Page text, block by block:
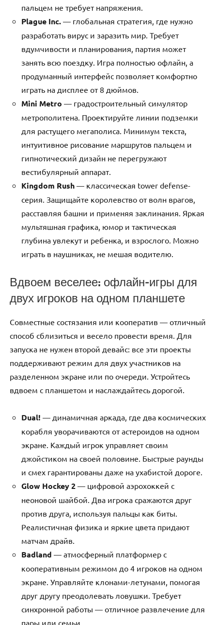
пальцем не требует напряжения.
Plague Inc. — глобальная стратегия, где нужно
разработать вирус и заразить мир. Требует
вдумчивости и планирования, партия может
занять всю поездку. Игра полностью офлайн, а
продуманный интерфейс позволяет комфортно
играть на дисплее от 8 дюймов.
Mini Metro — градостроительный симулятор
метрополитена. Проектируйте линии подземки
для растущего мегаполиса. Минимум текста,
интуитивное рисование маршрутов пальцем и
гипнотический дизайн не перегружают
вестибулярный аппарат.
Kingdom Rush — классическая tower defense-
серия. Защищайте королевство от волн врагов,
расставляя башни и применяя заклинания. Яркая
мультяшная графика, юмор и тактическая
глубина увлекут и ребенка, и взрослого. Можно
играть в наушниках, не мешая водителю.
Вдвоем веселее: офлайн-игры для
двух игроков на одном планшете
Совместные состязания или кооператив — отличный
способ сблизиться и весело провести время. Для
запуска не нужен второй девайс: все эти проекты
поддерживают режим для двух участников на
разделенном экране или по очереди. Устройтесь
вдвоем с планшетом и наслаждайтесь дорогой.
Dual! — динамичная аркада, где два космических
корабля уворачиваются от астероидов на одном
экране. Каждый игрок управляет своим
джойстиком на своей половине. Быстрые раунды
и смех гарантированы даже на ухабистой дороге.
Glow Hockey 2 — цифровой аэрохоккей с
неоновой шайбой. Два игрока сражаются друг
против друга, используя пальцы как биты.
Реалистичная физика и яркие цвета придают
матчам драйв.
Badland — атмосферный платформер с
кооперативным режимом до 4 игроков на одном
экране. Управляйте клонами-летунами, помогая
друг другу преодолевать ловушки. Требует
синхронной работы — отличное развлечение для
пары или семьи.